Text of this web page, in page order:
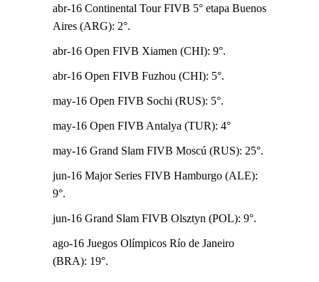
abr-16 Continental Tour FIVB 5° etapa Buenos
Aires (ARG): 2°.
abr-16 Open FIVB Xiamen (CHI): 9°.
abr-16 Open FIVB Fuzhou (CHI): 5°.
may-16 Open FIVB Sochi (RUS): 5°.
may-16 Open FIVB Antalya (TUR): 4°
may-16 Grand Slam FIVB Moscú (RUS): 25°.
jun-16 Major Series FIVB Hamburgo (ALE):
9°.
jun-16 Grand Slam FIVB Olsztyn (POL): 9°.
ago-16 Juegos Olímpicos Río de Janeiro
(BRA): 19°.